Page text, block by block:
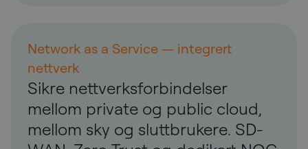
Network as a Service — integrert
nettverk
Sikre nettverksforbindelser
mellom private og public cloud,
mellom sky og sluttbrukere. SD-